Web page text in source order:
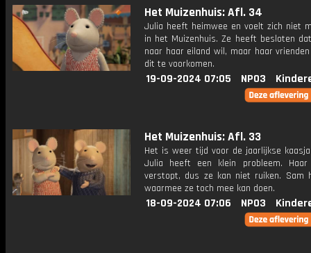
Het Muizenhuis: Afl. 34
Julia heeft heimwee en voelt zich niet
in het Muizenhuis. Ze heeft besloten
naar haar eiland wil, maar haar
dit te voorkomen.
19-09-2024 07:05 NPO3
Het Muizenhuis: Afl. 33
Het is weer tijd voor de jaarlijkse
Julia heeft een klein probleem.
verstopt, dus ze kan niet ruiken. Sam
waarmee ze toch mee kan doen.
18-09-2024 07:06 NPO3